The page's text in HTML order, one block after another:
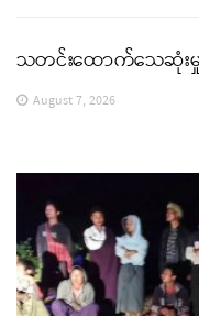
သတင်းထောက်သေဆုံးမှု
August 7, 2026